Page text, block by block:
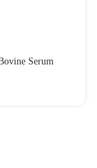
Serum
乙酰